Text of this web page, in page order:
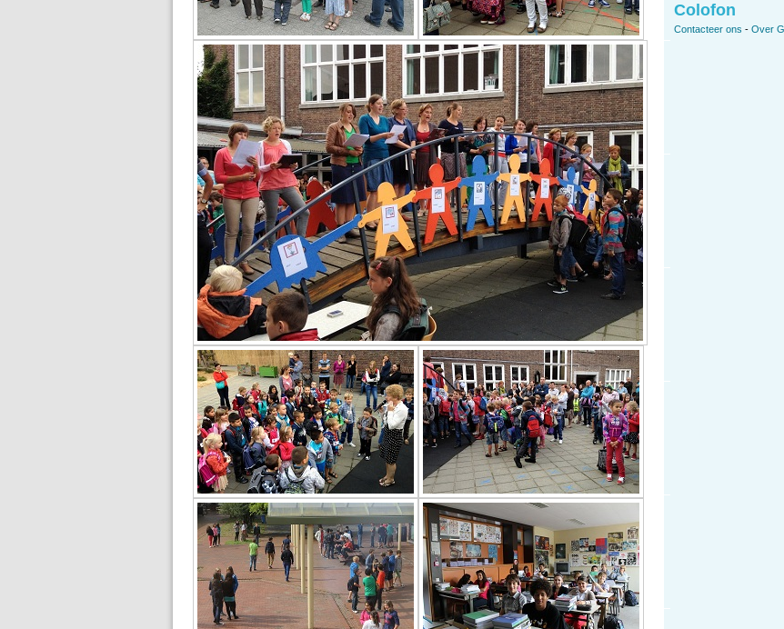
Colofon
Contacteer ons - Over